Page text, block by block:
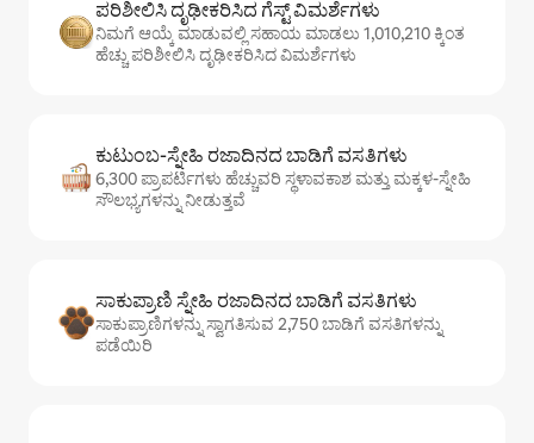
ಪರಿಶೀಲಿಸಿ ದೃಢೀಕರಿಸಿದ ಗೆಸ್ಟ್ ವಿಮರ್ಶೆಗಳು
ನಿಮಗೆ ಆಯ್ಕೆ ಮಾಡುವಲ್ಲಿ ಸಹಾಯ ಮಾಡಲು 1,010,210 ಕ್ಕಿಂತ
ಹೆಚ್ಚು ಪರಿಶೀಲಿಸಿ ದೃಢೀಕರಿಸಿದ ವಿಮರ್ಶೆಗಳು
ಕುಟುಂಬ-ಸ್ನೇಹಿ ರಜಾದಿನದ ಬಾಡಿಗೆ ವಸತಿಗಳು
6,300 ಪ್ರಾಪರ್ಟಿಗಳು ಹೆಚ್ಚುವರಿ ಸ್ಥಳಾವಕಾಶ ಮತ್ತು ಮಕ್ಕಳ-ಸ್ನೇಹಿ
ಸೌಲಭ್ಯಗಳನ್ನು ನೀಡುತ್ತವೆ
ಸಾಕುಪ್ರಾಣಿ ಸ್ನೇಹಿ ರಜಾದಿನದ ಬಾಡಿಗೆ ವಸತಿಗಳು
ಸಾಕುಪ್ರಾಣಿಗಳನ್ನು ಸ್ವಾಗತಿಸುವ 2,750 ಬಾಡಿಗೆ ವಸತಿಗಳನ್ನು
ಪಡೆಯಿರಿ